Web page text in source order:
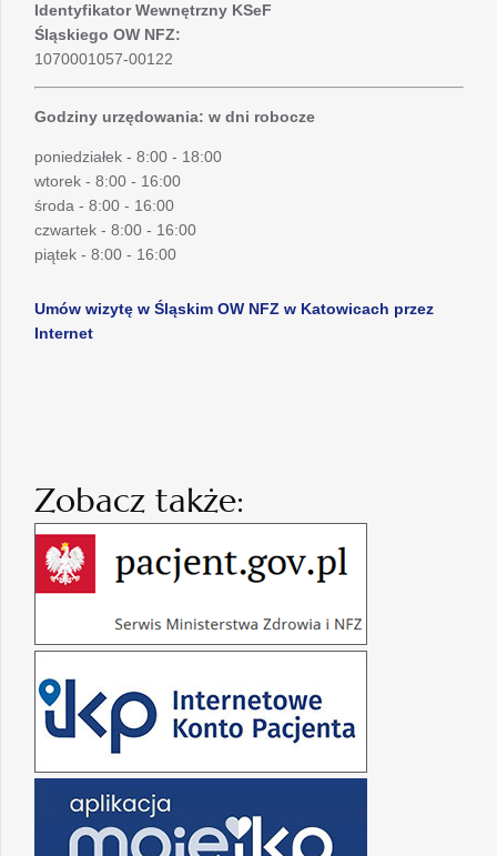
Identyfikator Wewnętrzny KSeF
Śląskiego OW NFZ:
1070001057-00122
Godziny urzędowania: w dni robocze
poniedziałek - 8:00 - 18:00
wtorek - 8:00 - 16:00
środa - 8:00 - 16:00
czwartek - 8:00 - 16:00
piątek - 8:00 - 16:00
Umów wizytę w Śląskim OW NFZ w Katowicach przez
Internet
Zobacz także: